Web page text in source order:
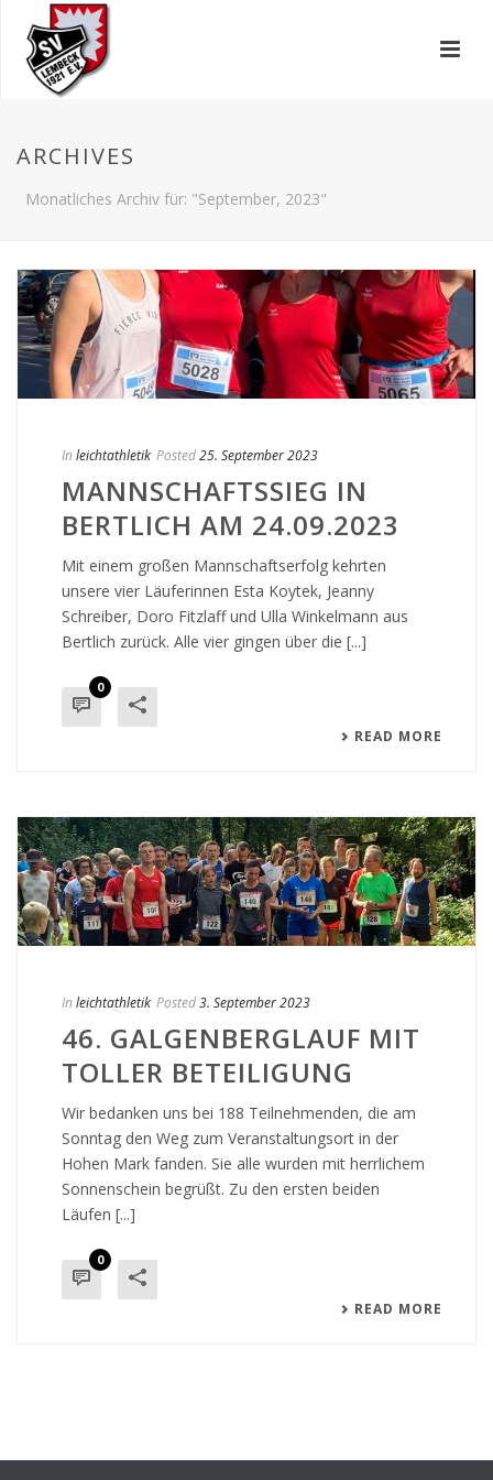
ARCHIVES
Monatliches Archiv für: "September, 2023"
In leichtathletik Posted25. September 2023
MANNSCHAFTSSIEG IN
BERTLICH AM 24.09.2023
Mit einem großen Mannschaftserfolg kehrten
unsere vier Läuferinnen Esta Koytek, Jeanny
Schreiber, Doro Fitzlaff und Ulla Winkelmann aus
Bertlich zurück. Alle vier gingen über die [...]
0
READ MORE
In leichtathletik Posted3. September 2023
46. GALGENBERGLAUF MIT
TOLLER BETEILIGUNG
Wir bedanken uns bei 188 Teilnehmenden, die am
Sonntag den Weg zum Veranstaltungsort in der
Hohen Mark fanden. Sie alle wurden mit herrlichem
Sonnenschein begrüßt. Zu den ersten beiden
Läufen [...]
0
READ MORE